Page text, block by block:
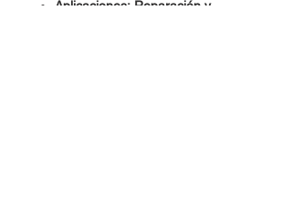
Aplicaciones: Reparación y